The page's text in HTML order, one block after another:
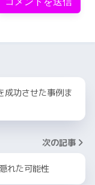
成功させた事例ま
次の記事
れた可能性